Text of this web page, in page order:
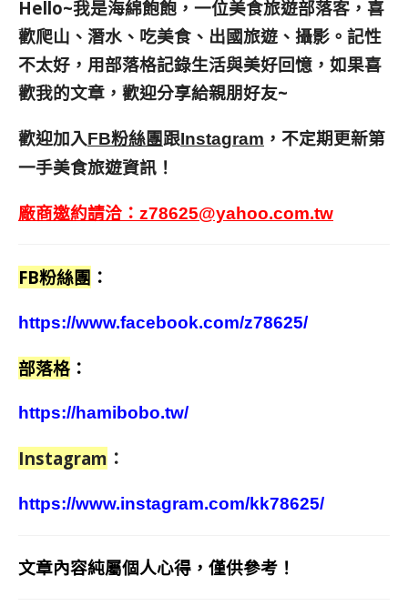
Hello~我是海綿飽飽，一位美食旅遊部落客， 喜
歡爬山、潛水、吃美食、出國旅遊、攝影。 記性
不太好，用部落格記錄生活與美好回憶， 如果喜
歡我的文章，歡迎分享給親朋好友~
歡迎加入FB粉絲團跟Instagram ，不定期更新第
一手美食旅遊資訊！
廠商邀約請洽： z78625@yahoo.com.tw
FB粉絲團 ：
https://www.facebook.com/z78625/
部落格 ：
https://hamibobo.tw/
Instagram ：
https://www.instagram.com/kk78625/
文章內容純屬個人心得，僅供參考！